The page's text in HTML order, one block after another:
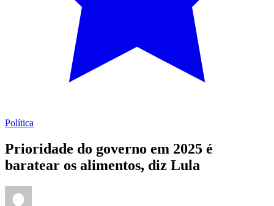
Política
Prioridade do governo em 2025 é
baratear os alimentos, diz Lula